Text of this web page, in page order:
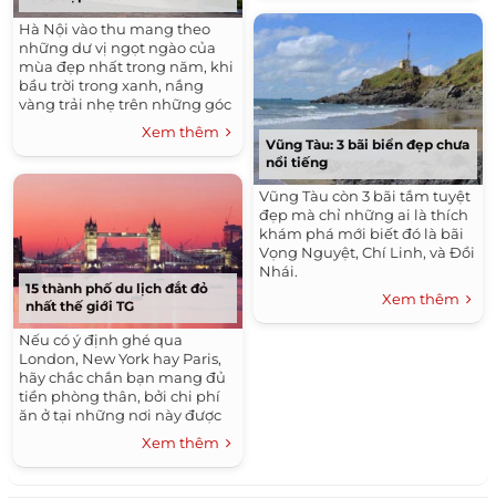
Hà Nội vào thu mang theo
những dư vị ngọt ngào của
mùa đẹp nhất trong năm, khi
bầu trời trong xanh, nắng
vàng trải nhẹ trên những góc
phố, ngọn cây báo hiệu mùa
Xem thêm
15 thành phố du lịch đắt đỏ
nhất thế giới TG
Nếu có ý định ghé qua
London, New York hay Paris,
hãy chắc chắn bạn mang đủ
tiền phòng thân, bởi chi phí
ăn ở tại những nơi này được
đánh giá là đắt nhất thế giới.
Xem thêm
Vũng Tàu: 3 bãi biển đẹp chưa
nổi tiếng
Vũng Tàu còn 3 bãi tắm tuyệt
đẹp mà chỉ những ai là thích
khám phá mới biết đó là bãi
Vọng Nguyệt, Chí Linh, và Đồi
Nhái.
Xem thêm